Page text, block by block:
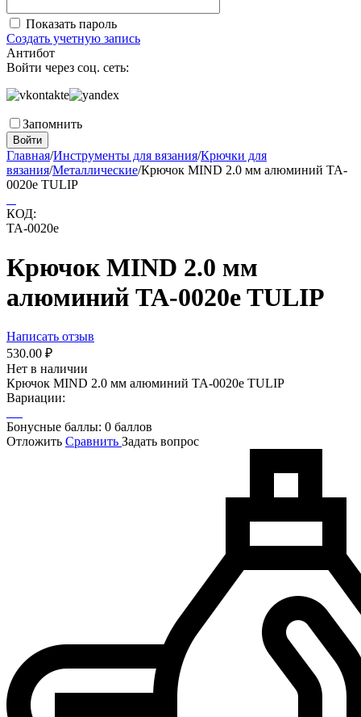
Показать пароль
Создать учетную запись
Антибот
Войти через соц. сеть:
Запомнить
Войти
Главная/Инструменты для вязания/Крючки для
вязания/Металлические/Крючок MIND 2.0 мм алюминий TA-
0020e TULIP
КОД:
TA-0020e
Крючок MIND 2.0 мм
алюминий TA-0020e TULIP
Написать отзыв
530.00 ₽
Нет в наличии
Крючок MIND 2.0 мм алюминий TA-0020e TULIP
Вариации:
Бонусные баллы: 0 баллов
Отложить Сравнить Задать вопрос